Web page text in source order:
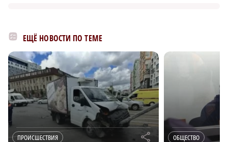
ЕЩЁ НОВОСТИ ПО ТЕМЕ
ПРОИСШЕСТВИЯ r ОБЩЕСТВО